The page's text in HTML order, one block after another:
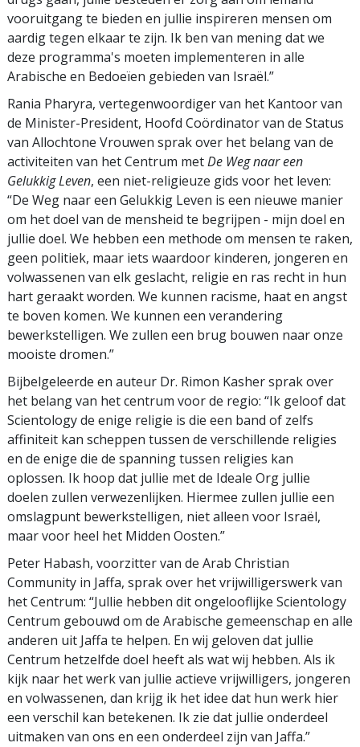
vooruitgang te bieden en jullie inspireren mensen om
aardig tegen elkaar te zijn. Ik ben van mening dat we
deze programma's moeten implementeren in alle
Arabische en Bedoeïen gebieden van Israël.”
Rania Pharyra, vertegenwoordiger van het Kantoor van
de Minister-President, Hoofd Coördinator van de Status
van Allochtone Vrouwen sprak over het belang van de
activiteiten van het Centrum metDe Weg naar een
Gelukkig Leven, een niet-religieuze gids voor het leven:
“De Weg naar een Gelukkig Leven is een nieuwe manier
om het doel van de mensheid te begrijpen - mijn doel en
jullie doel. We hebben een methode om mensen te raken,
geen politiek, maar iets waardoor kinderen, jongeren en
volwassenen van elk geslacht, religie en ras recht in hun
hart geraakt worden. We kunnen racisme, haat en angst
te boven komen. We kunnen een verandering
bewerkstelligen. We zullen een brug bouwen naar onze
mooiste dromen.”
Bijbelgeleerde en auteur Dr. Rimon Kasher sprak over
het belang van het centrum voor de regio: “Ik geloof dat
Scientology de enige religie is die een band of zelfs
affiniteit kan scheppen tussen de verschillende religies
en de enige die de spanning tussen religies kan
oplossen. Ik hoop dat jullie met de Ideale Org jullie
doelen zullen verwezenlijken. Hiermee zullen jullie een
omslagpunt bewerkstelligen, niet alleen voor Israël,
maar voor heel het Midden Oosten.”
Peter Habash, voorzitter van de Arab Christian
Community in Jaffa, sprak over het vrijwilligerswerk van
het Centrum: “Jullie hebben dit ongelooflijke Scientology
Centrum gebouwd om de Arabische gemeenschap en alle
anderen uit Jaffa te helpen. En wij geloven dat jullie
Centrum hetzelfde doel heeft als wat wij hebben. Als ik
kijk naar het werk van jullie actieve vrijwilligers, jongeren
en volwassenen, dan krijg ik het idee dat hun werk hier
een verschil kan betekenen. Ik zie dat jullie onderdeel
uitmaken van ons en een onderdeel zijn van Jaffa.”